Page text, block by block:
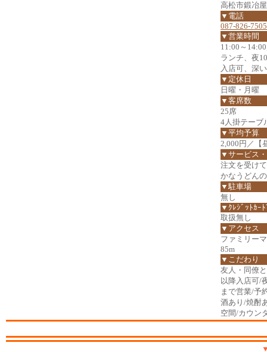
高松市鍛冶
▼電話
087-826-7505
▼営業時間
11:00～
ランチ、夜
入店可、深
▼定休日
日曜・月曜
▼客席数
25席
4人掛テーブ
▼平均予算
2,000円／【
▼サービス
注文を受け
かなうどん
▼駐車場
無し
▼ｸﾚｼﾞｯﾄｶｰﾄ
取扱無し
▼アクセス
ファミリー
85m
▼こだわり
友人・同僚
以降入店可/
まで営業/予
酒あり/焼酎
空間/カウン